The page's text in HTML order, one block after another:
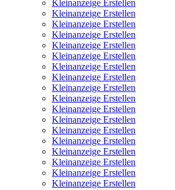
Kleinanzeige Erstellen
Kleinanzeige Erstellen
Kleinanzeige Erstellen
Kleinanzeige Erstellen
Kleinanzeige Erstellen
Kleinanzeige Erstellen
Kleinanzeige Erstellen
Kleinanzeige Erstellen
Kleinanzeige Erstellen
Kleinanzeige Erstellen
Kleinanzeige Erstellen
Kleinanzeige Erstellen
Kleinanzeige Erstellen
Kleinanzeige Erstellen
Kleinanzeige Erstellen
Kleinanzeige Erstellen
Kleinanzeige Erstellen
Kleinanzeige Erstellen